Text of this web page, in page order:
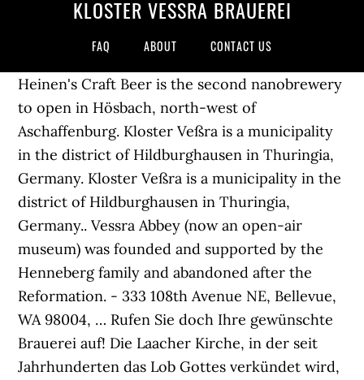
KLOSTER VESSRA BRAUEREI
FAQ ABOUT CONTACT US
Heinen's Craft Beer is the second nanobrewery
to open in Hösbach, north-west of
Aschaffenburg. Kloster Veßra is a municipality
in the district of Hildburghausen in Thuringia,
Germany. Kloster Veßra is a municipality in the
district of Hildburghausen in Thuringia,
Germany.. Vessra Abbey (now an open-air
museum) was founded and supported by the
Henneberg family and abandoned after the
Reformation. - 333 108th Avenue NE, Bellevue,
WA 98004, … Rufen Sie doch Ihre gewünschte
Brauerei auf! Die Laacher Kirche, in der seit
Jahrhunderten das Lob Gottes verkündet wird,